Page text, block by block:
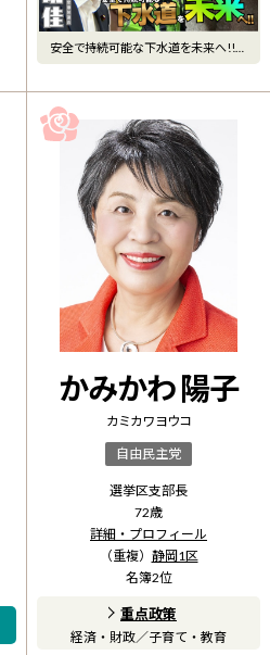
安全で持続可能な下水道を未来へ!!
2026/05/22 国
かみかわ 陽子
カミカワ ヨウコ
自由民主党
選挙区支部長
72歳
詳細・プロフィール
（重複） 静岡1区
名簿2位
重点政策
経済・財政／子育て・教育